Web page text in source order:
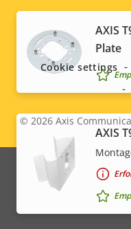
AXIS
Plate
AXIS
Legal
menu
© 2026 Axis
Cookie settings